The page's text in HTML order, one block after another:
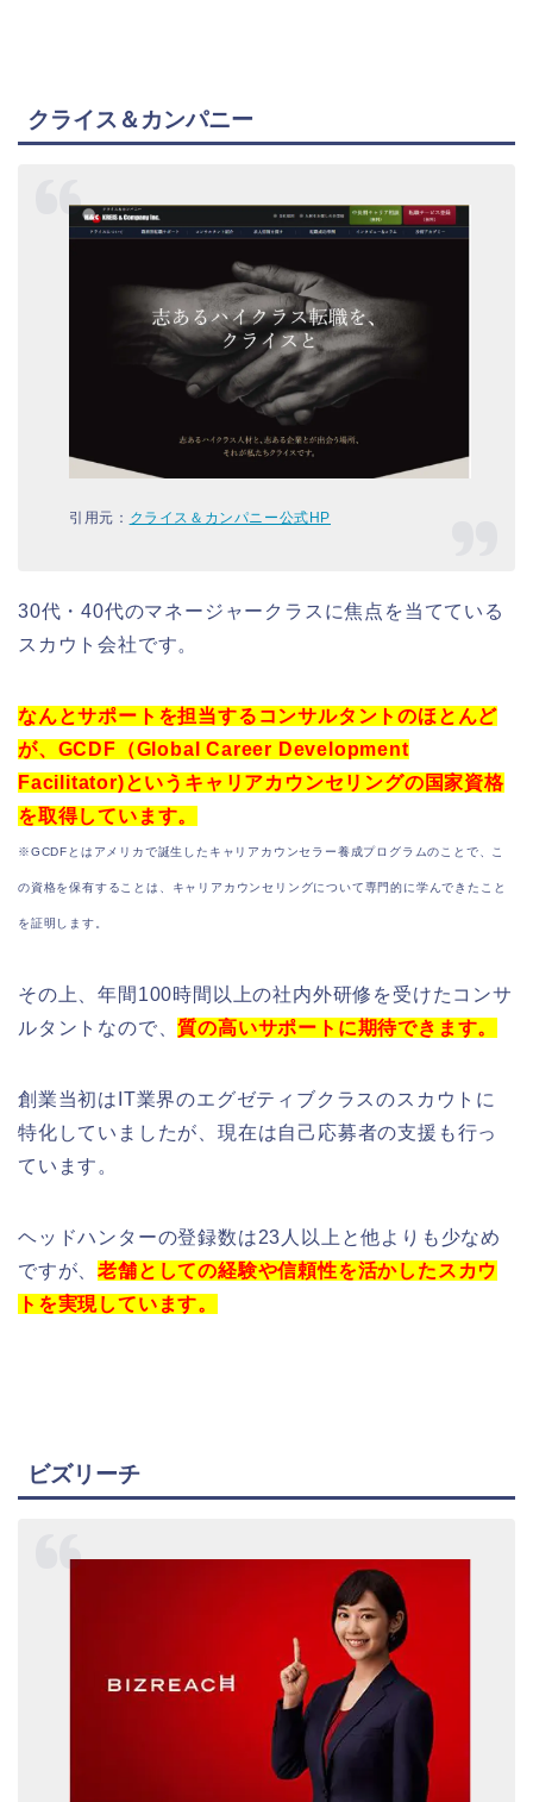
クライス＆カンパニー
引用元： クライス＆カンパニー公式HP
30代・40代のマネージャークラスに焦点を当てている
スカウト会社です。
なんとサポートを担当するコンサルタントのほとんど
が、GCDF（Global Career Development
Facilitator)というキャリアカウンセリングの国家資格
を取得しています。
※GCDFとは アメリカで誕生したキャリアカウンセラー養成プログラムのことで、 こ
の資格を保有することは、キャリアカウンセリングについて専門的に学んできたこと
を証明します。
その上、年間100時間以上の社内外研修を受けたコンサ
ルタントなので、質の高いサポートに期待できます。
創業当初はIT業界のエグゼティブクラスのスカウトに
特化していましたが、現在は自己応募者の支援も行っ
ています。
ヘッドハンターの登録数は23人以上と他よりも少なめ
ですが、老舗としての経験や信頼性を活かしたスカウ
トを実現しています。
ビズリーチ